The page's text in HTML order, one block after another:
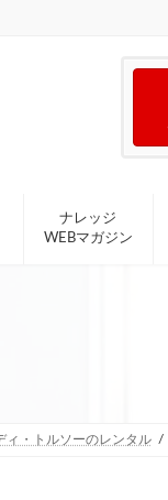
ナレッジ
WEBマガジン
ィ・トルソーのレンタル